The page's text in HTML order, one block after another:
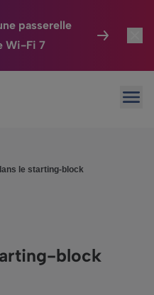
passerelle
Wi-Fi 7
le starting-block
block